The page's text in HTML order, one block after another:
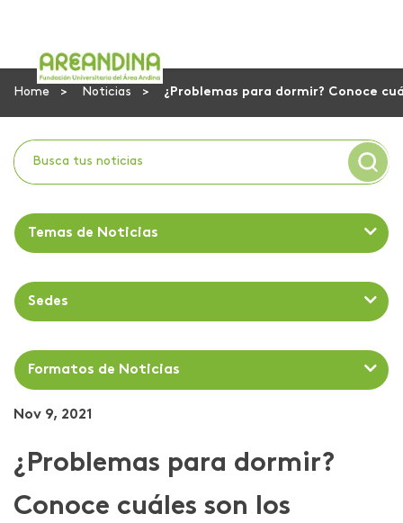
Home Noticias ¿Problemas para dormir? Conoce
Temas de Noticias
Sedes
Formatos de Noticias
Nov 9, 2021
¿Problemas para dormir?
Conoce cuáles son los